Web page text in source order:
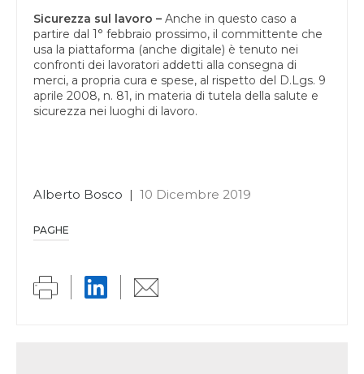
Sicurezza sul lavoro – Anche in questo caso a
partire dal 1° febbraio prossimo, il committente che
usa la piattaforma (anche digitale) è tenuto nei
confronti dei lavoratori addetti alla consegna di
merci, a propria cura e spese, al rispetto del D.Lgs. 9
aprile 2008, n. 81, in materia di tutela della salute e
sicurezza nei luoghi di lavoro.
Alberto Bosco | 10 Dicembre 2019
PAGHE